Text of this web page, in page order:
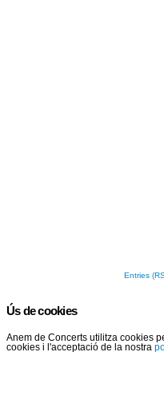
Entries
Ús de cookies
Anem de Concerts utilitza cookies
cookies i l'acceptació de la nostra